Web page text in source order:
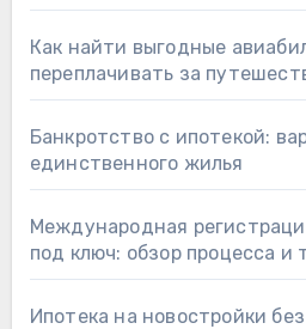
Как найти выгодные
переплачивать за
Банкротство с ипотекой:
единственного жилья
Международная
под ключ: обзор процесса и
Ипотека на новостройки